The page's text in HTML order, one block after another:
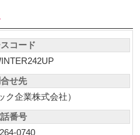
コード
せ先
ク企業株式会社）
番号
0740